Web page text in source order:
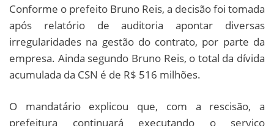
Conforme o prefeito Bruno Reis, a decisão foi tomada
após relatório de auditoria apontar diversas
irregularidades na gestão do contrato, por parte da
empresa. Ainda segundo Bruno Reis, o total da dívida
acumulada da CSN é de R$ 516 milhões.
O mandatário explicou que, com a rescisão, a
prefeitura continuará executando o serviço